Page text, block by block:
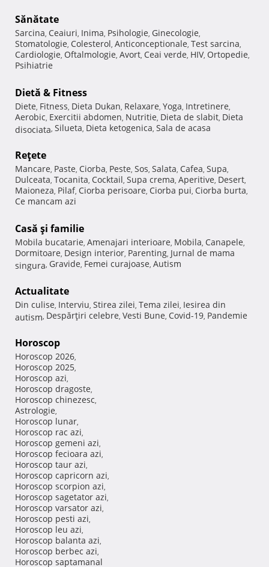
Sănătate
Sarcina, Ceaiuri, Inima, Psihologie, Ginecologie,
Stomatologie, Colesterol, Anticonceptionale, Test sarcina,
Cardiologie, Oftalmologie, Avort, Ceai verde, HIV, Ortopedie,
Psihiatrie
Dietă & Fitness
Diete, Fitness, Dieta Dukan, Relaxare, Yoga, Intretinere,
Aerobic, Exercitii abdomen, Nutritie, Dieta de slabit, Dieta
disociata, Silueta, Dieta ketogenica, Sala de acasa
Reţete
Mancare, Paste, Ciorba, Peste, Sos, Salata, Cafea, Supa,
Dulceata, Tocanita, Cocktail, Supa crema, Aperitive, Desert,
Maioneza, Pilaf, Ciorba perisoare, Ciorba pui, Ciorba burta,
Ce mancam azi
Casă şi familie
Mobila bucatarie, Amenajari interioare, Mobila, Canapele,
Dormitoare, Design interior, Parenting, Jurnal de mama
singura, Gravide, Femei curajoase, Autism
Actualitate
Din culise, Interviu, Stirea zilei, Tema zilei, Iesirea din
autism, Despărţiri celebre, Vesti Bune, Covid-19, Pandemie
Horoscop
Horoscop 2026,
Horoscop 2025,
Horoscop azi,
Horoscop dragoste,
Horoscop chinezesc,
Astrologie,
Horoscop lunar,
Horoscop rac azi,
Horoscop gemeni azi,
Horoscop fecioara azi,
Horoscop taur azi,
Horoscop capricorn azi,
Horoscop scorpion azi,
Horoscop sagetator azi,
Horoscop varsator azi,
Horoscop pesti azi,
Horoscop leu azi,
Horoscop balanta azi,
Horoscop berbec azi,
Horoscop saptamanal